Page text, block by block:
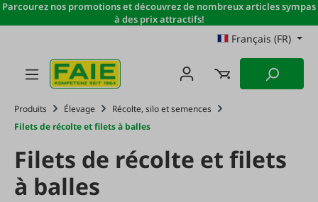
Passer au contenu principal
Parcourez nos promotions et découvrez de nombreux articles sympas
à des prix attractifs!
Français (FR)
Produits Élevage
Récolte, silo et semences
Filets de récolte et filets à balles
Filets de récolte et filets
à balles